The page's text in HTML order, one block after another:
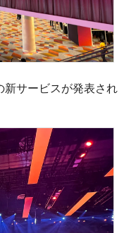
サービスが発表され